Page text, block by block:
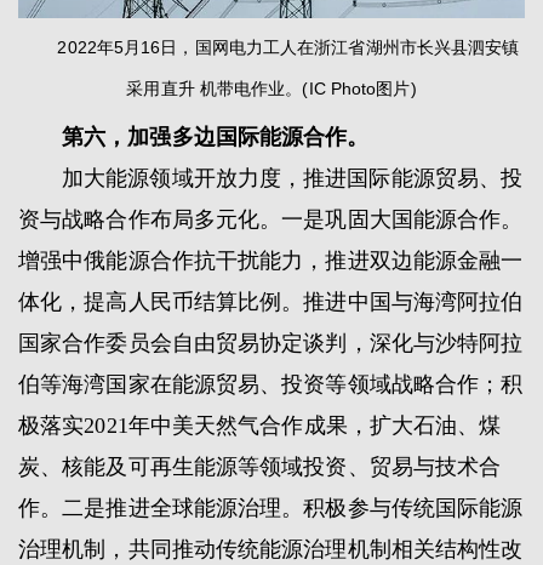
2022年5月16日，国网电力工人在浙江省湖州市长兴县泗安镇
采用直升 机带电作业。(IC Photo图片)
第六，加强多边国际能源合作。
加大能源领域开放力度，推进国际能源贸易、投
资与战略合作布局多元化。一是巩固大国能源合作。
增强中俄能源合作抗干扰能力，推进双边能源金融一
体化，提高人民币结算比例。推进中国与海湾阿拉伯
国家合作委员会自由贸易协定谈判，深化与沙特阿拉
伯等海湾国家在能源贸易、投资等领域战略合作；积
极落实2021年中美天然气合作成果，扩大石油、煤
炭、核能及可再生能源等领域投资、贸易与技术合
作。二是推进全球能源治理。积极参与传统国际能源
治理机制，共同推动传统能源治理机制相关结构性改